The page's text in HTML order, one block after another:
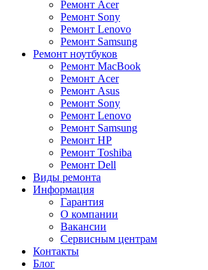
Ремонт Acer
Ремонт Sony
Ремонт Lenovo
Ремонт Samsung
Ремонт ноутбуков
Ремонт MacBook
Ремонт Acer
Ремонт Asus
Ремонт Sony
Ремонт Lenovo
Ремонт Samsung
Ремонт HP
Ремонт Toshiba
Ремонт Dell
Виды ремонта
Информация
Гарантия
О компании
Вакансии
Сервисным центрам
Контакты
Блог